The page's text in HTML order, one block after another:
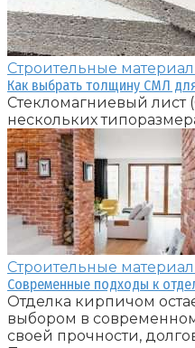
Строительные
Как выбрать толщину СМЛ
Стекломагниевый лист
нескольких
Строительные
Современные подходы к
Отделка кирпичом
выбором в
своей прочности,